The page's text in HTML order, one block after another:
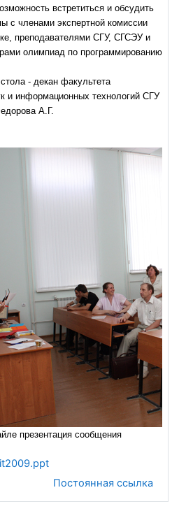
встретиться и обсудить
с членами экспертной комиссии
преподавателями СГУ, СГСЭУ и
олимпиад по программированию
- декан факультета
и информационных технологий СГУ
А.Г.
презентация сообщения
Постоянная ссылка